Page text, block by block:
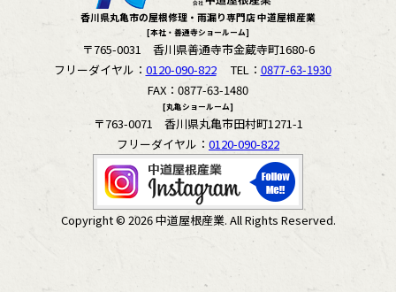
香川県丸亀市の屋根修理・雨漏り専門店 中道屋根産業
[本社・善通寺ショールーム]
〒765-0031 香川県善通寺市金蔵寺町1680-6
フリーダイヤル： 0120-090-822TEL： 0877-63-1930
FAX：0877-63-1480
[丸亀ショールーム]
〒763-0071 香川県丸亀市田村町1271-1
フリーダイヤル： 0120-090-822
Copyright © 2026 中道屋根産業. All Rights Reserved.